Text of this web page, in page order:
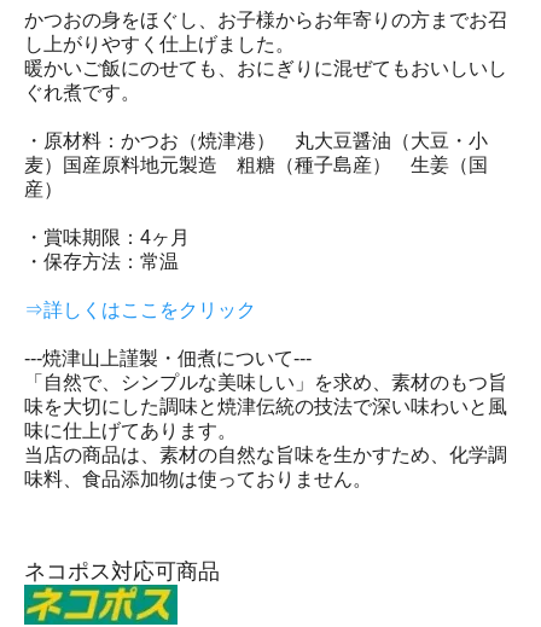
かつおの身をほぐし、お子様からお年寄りの方までお召
し上がりやすく仕上げました。
暖かいご飯にのせても、おにぎりに混ぜてもおいしいし
ぐれ煮です。
・原材料：かつお（焼津港） 丸大豆醤油（大豆・小
麦）国産原料地元製造 粗糖（種子島産） 生姜（国
産）
・賞味期限：4ヶ月
・保存方法：常温
⇒詳しくはここをクリック
---焼津山上謹製・佃煮について---
「自然で、シンプルな美味しい」を求め、素材のもつ旨
味を大切にした調味と焼津伝統の技法で深い味わいと風
味に仕上げてあります。
当店の商品は、素材の自然な旨味を生かすため、化学調
味料、食品添加物は使っておりません。
ネコポス対応可商品